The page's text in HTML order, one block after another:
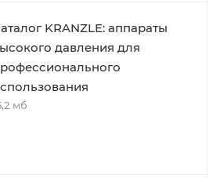
KRANZLE: аппараты
давления для
мб